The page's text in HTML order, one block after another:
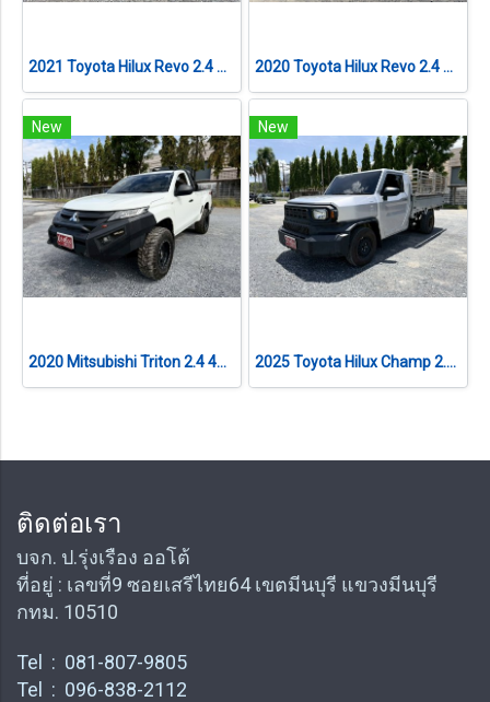
2021 Toyota Hilux Revo 2.4 Z Edition Mid Smart Cab เกียร์ออโต้ 2020 Toyota Hilux Revo 2.4 Z Edition Mid Smart Cab เกียร์ออโต้
New
2020 Mitsubishi Triton 2.4 4WD Single Cab เกียร์ออโต้
New
2025 Toyota Hilux Champ 2.4 เกียร์ธรรมดา
ติดต่อเรา
บจก. ป.รุ่งเรือง ออโต้
ที่อยู่ : เลขที่9 ซอยเสรีไทย64 เขตมีนบุรี แขวงมีนบุรี
กทม. 10510
Tel : 081-807-9805
Tel : 096-838-2112